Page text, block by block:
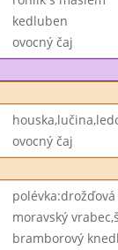
kedluben
ovocný čaj
ovocný čaj
polévka:drožďová
moravský
bramborový